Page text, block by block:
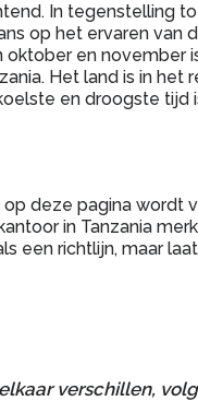
In tegenstelling
op het ervaren van
en november
Het land is in het
en droogste tijd
deze pagina wordt
in Tanzania
een richtlijn, maar
verschillen,